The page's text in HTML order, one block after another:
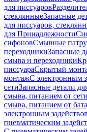
для писсуаров
стеклянныеЗапасные
для писсуаров,
для Принадлежности
сифоновСмывные
переходникиЗапасные
смыва и переходники
писсуараСкрытый
монтажС электронным
сетиЗапасные детали
смыва, питанием от сети
смыва, питанием от
электронным
пневматическим